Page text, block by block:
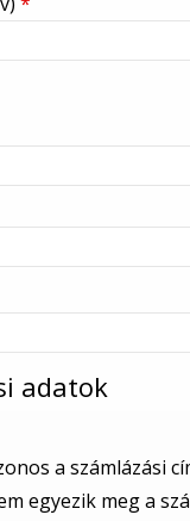
adatok
a számlázási
egyezik meg a